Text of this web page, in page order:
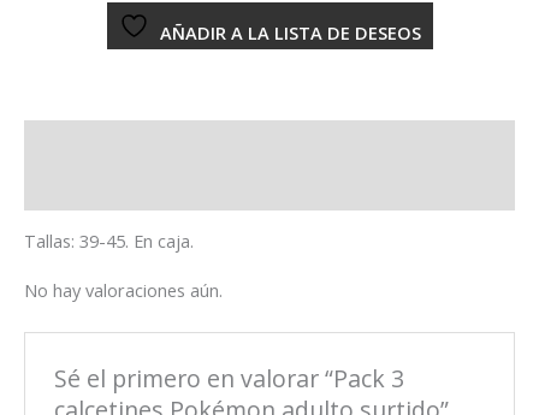
AÑADIR A LA LISTA DE DESEOS
Tallas: 39-45. En caja.
No hay valoraciones aún.
Sé el primero en valorar “Pack 3